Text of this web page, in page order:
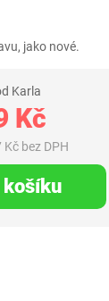
jako nové.
Karla
Kč
Kč bez DPH